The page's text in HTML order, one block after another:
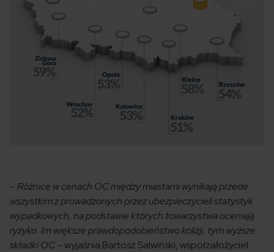
– Różnice w cenach OC między miastami wynikają przede
wszystkim z prowadzonych przez ubezpieczycieli statystyk
wypadkowych, na podstawie których towarzystwa oceniają
ryzyko. Im większe prawdopodobieństwo kolizji, tym wyższe
składki OC –wyjaśnia Bartosz Salwiński, współzałożyciel